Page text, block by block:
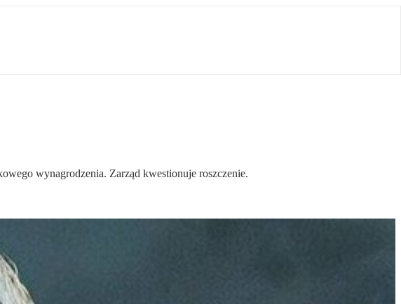
wynagrodzenia. Zarząd kwestionuje roszczenie.